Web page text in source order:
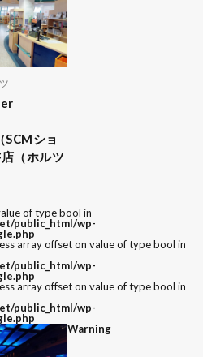
ショ
（ホルツ
of type bool in
public_html/wp-
array offset on value of type bool in
public_html/wp-
array offset on value of type bool in
public_html/wp-
Warning